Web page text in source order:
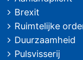
Brexit
Ruimtelijke
Duurzaamheid
Pulsvisserij